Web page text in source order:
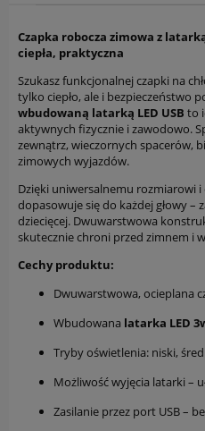
Czapka robocza zimowa z
ciepła, praktyczna
Szukasz funkcjonalnej czapki na
tylko ciepło, ale i bezpieczeństwo
wbudowaną latarką LED USB to
aktywnych fizycznie i zawodowo.
zewnątrz, wieczornych spacerów,
zimowych wyjazdów.
Dzięki uniwersalnemu rozmiarowi
dopasowuje się do każdej głowy –
dziecięcej. Dwuwarstwowa
skutecznie chroni przed zimnem i
Cechy produktu:
Dwuwarstwowa, ocieplana
Wbudowana latarka LED
Tryby oświetlenia: niski,
Możliwość wyjęcia latarki –
Zasilanie przez port USB –